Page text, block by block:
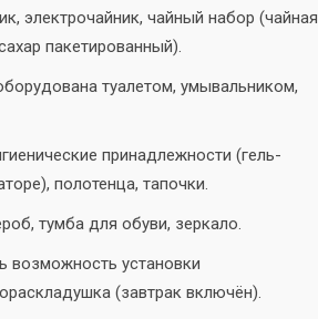
электрочайник, чайный набор (чайная
пакетированный).
туалетом, умывальником,
принадлежности (гель-
полотенца, тапочки.
тумба для обуви, зеркало.
возможность установки
(завтрак включён).